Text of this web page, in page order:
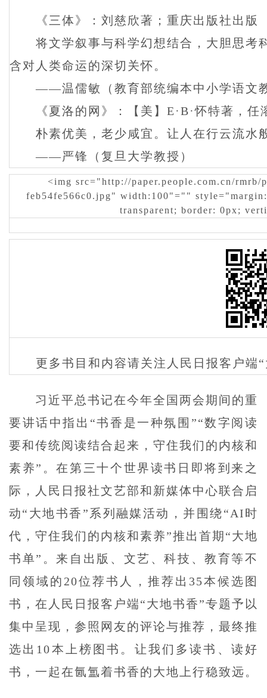
《三体》：刘慈欣著；重庆出版社出版
将文学叙事与科学幻想结合，大胆思考
含对人类命运的深切关怀。
——温儒敏（教育部统编本中小学语文
《夏洛的网》：【美】E·B·怀特著，任
朴素优美，老少咸宜。让人在行云流水
——严锋（复旦大学教授）
<img src="http://paper.people.com.cn/rmrb/
feb54fe566c0.jpg" width:100"=""
transparent; border: 0px;
更多书目和内容请关注人民日报客户端“
习近平总书记在今年全国两会期间的重
要讲话中指出“书香是一种氛围”“数字阅读
要和传统阅读结合起来，守住我们的内核和
素养”。在第三十个世界读书日即将到来之
际，人民日报社文艺部和新媒体中心联合启
动“大地书香”系列融媒活动，并围绕“AI时
代，守住我们的内核和素养”推出首期“大地
书单”。来自出版、文艺、科技、教育等不
同领域的20位荐书人，推荐出35本候选图
书，在人民日报客户端“大地书香”专题予以
集中呈现，参照网友的评论与推荐，最终推
选出10本上榜图书。让我们多读书、读好
书，一起在氤氲着书香的大地上行稳致远。